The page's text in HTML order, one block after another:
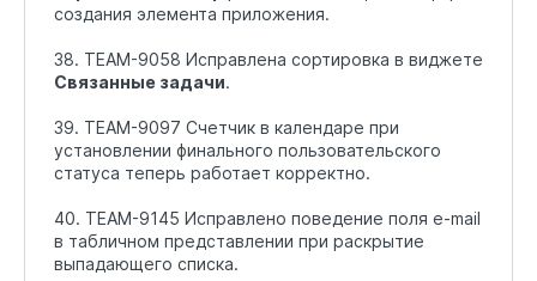
создания элемента приложения.
38. TEAM-9058 Исправлена сортировка в виджете
Связанные задачи.
39. TEAM-9097 Счетчик в календаре при
установлении финального пользовательского
статуса теперь работает корректно.
40. TEAM-9145 Исправлено поведение поля e-mail
в табличном представлении при раскрытие
выпадающего списка.